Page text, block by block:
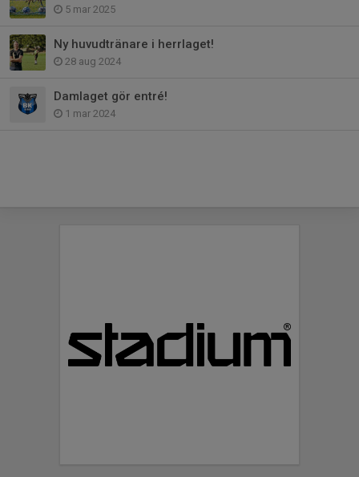
5 mar 2025
Ny huvudtränare i herrlaget!
28 aug 2024
Damlaget gör entré!
1 mar 2024